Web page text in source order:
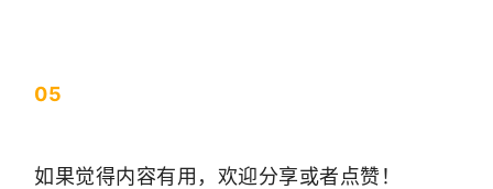
05
如果觉得内容有用，欢迎分享或者点赞！